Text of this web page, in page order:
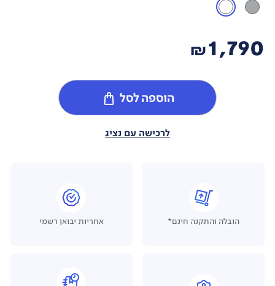
1,790
₪
הוספה לסל
לרכישה עם נציג
הובלה והתקנה חינם* אחריות יבואן רשמי